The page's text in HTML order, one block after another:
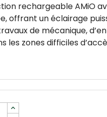
rechargeable AMiO
offrant un éclairage
de mécanique,
les zones difficiles